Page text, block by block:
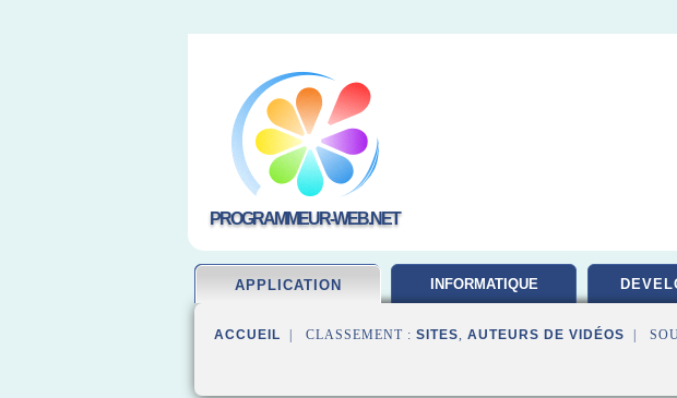
PROGRAMMEUR-WEB.NET
APPLICATION INFORMATIQUE
ACCUEIL | CLASSEMENT : SITES, AUTEURS DE VIDÉOS |